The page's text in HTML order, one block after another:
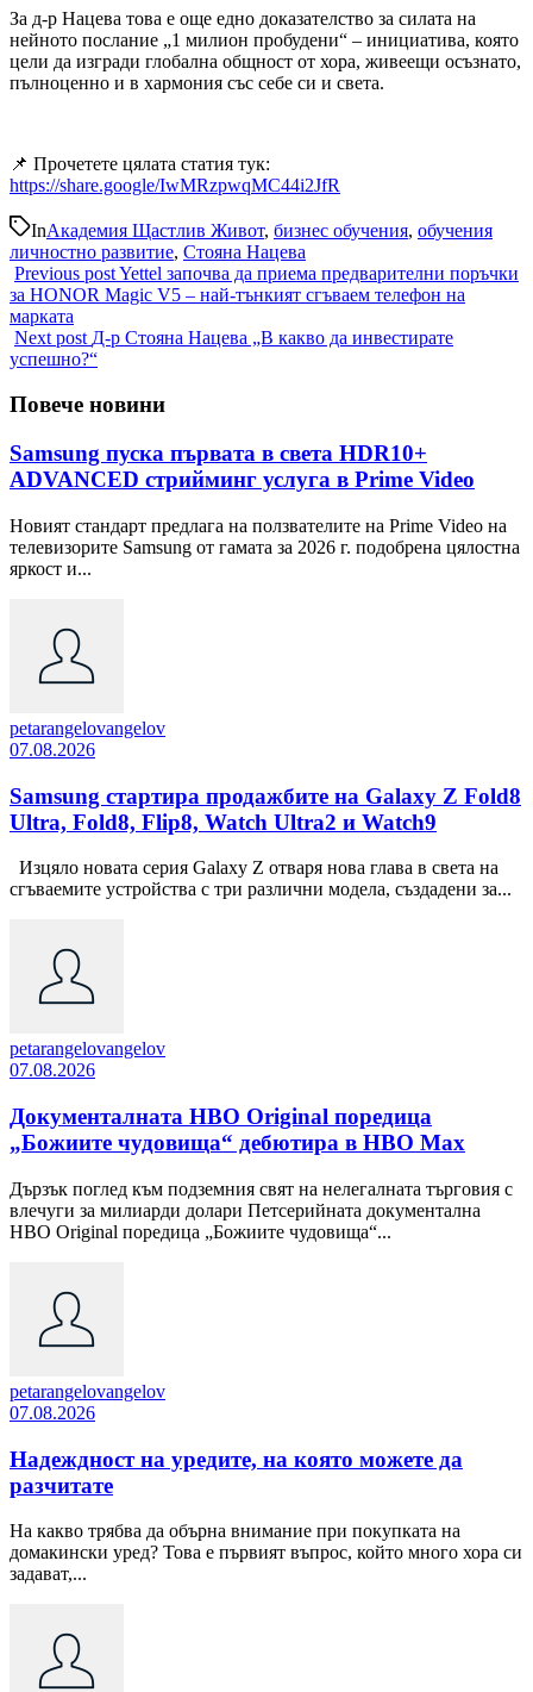
За д-р Нацева това е още едно доказателство за силата на
нейното послание „1 милион пробудени“ – инициатива, която
цели да изгради глобална общност от хора, живеещи осъзнато,
пълноценно и в хармония със себе си и света.
📌 Прочетете цялата статия тук:
https://share.google/IwMRzpwqMC44i2JfR
InАкадемия Щастлив Живот, бизнес обучения, обучения
личностно развитие, Стояна Нацева
Previous postYettel започва да приема предварителни поръчки
за HONOR Magic V5 – най-тънкият сгъваем телефон на
марката
Next post Д-р Стояна Нацева „В какво да инвестирате
успешно?“
Повече новини
Samsung пуска първата в света HDR10+
ADVANCED стрийминг услуга в Prime Video
Новият стандарт предлага на ползвателите на Prime Video на
телевизорите Samsung от гамата за 2026 г. подобрена цялостна
яркост и...
petarangelovangelov
07.08.2026
Samsung стартира продажбите на Galaxy Z Fold8
Ultra, Fold8, Flip8, Watch Ultra2 и Watch9
Изцяло новата серия Galaxy Z отваря нова глава в света на
сгъваемите устройства с три различни модела, създадени за...
petarangelovangelov
07.08.2026
Документалната HBO Original поредица
„Божиите чудовища“ дебютира в HBO Max
Дързък поглед към подземния свят на нелегалната търговия с
влечуги за милиарди долари Петсерийната документална
HBO Original поредица „Божиите чудовища“...
petarangelovangelov
07.08.2026
Надеждност на уредите, на която можете да
разчитате
На какво трябва да обърна внимание при покупката на
домакински уред? Това е първият въпрос, който много хора си
задават,...